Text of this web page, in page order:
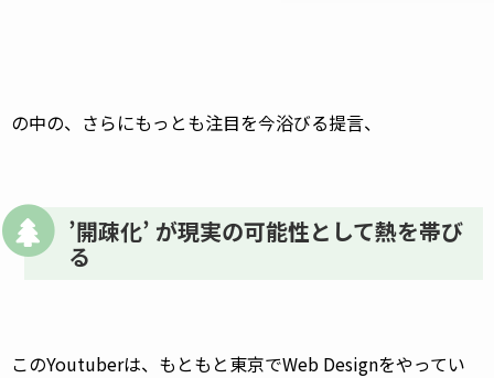
の中の、さらにもっとも注目を今浴びる提言、
’開疎化’ が現実の可能性として熱を帯び
る
このYoutuberは、もともと東京でWeb Designをやってい